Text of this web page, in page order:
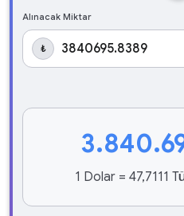
Alınacak Miktar
₺
1 Dolar = 47,7111